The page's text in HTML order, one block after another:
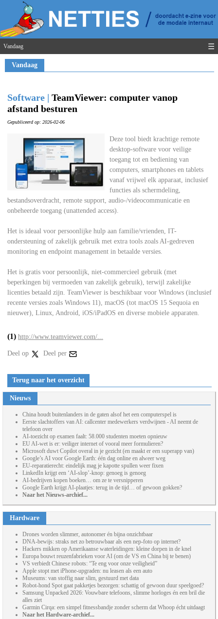
Vandaag ☰
Vandaag
Software | TeamViewer: computer vanop
afstand besturen
Gepubliceerd op: 2026-02-06
Deze tool biedt krachtige remote
desktop-software voor veilige
toegang tot en bediening van
computers, smartphones en tablets
vanaf vrijwel elk apparaat, inclusief
functies als schermdeling,
bestandsoverdracht, remote support, audio-/videocommunicatie en
onbeheerde toegang (unattended access).
Het is ideaal voor persoonlijke hulp aan familie/vrienden, IT-
ondersteuning of zakelijk gebruik met extra tools zoals AI-gedreven
monitoring en endpoint management in betaalde versies.
Het is gratis voor persoonlijk, niet-commercieel gebruik (met
beperkingen bij vermoeden van zakelijk gebruik), terwijl zakelijke
licenties betaald zijn. TeamViewer is beschikbaar voor Windows (inclusief
recente versies zoals Windows 11), macOS (tot macOS 15 Sequoia en
nieuwer), Linux, Android, iOS/iPadOS en diverse mobiele apparaten.
(1) http://www.teamviewer.com/...
Deel op Deel per
Terug naar het overzicht
Nieuws
China houdt buitenlanders in de gaten alsof het een computerspel is
Eerste slachtoffers van AI: callcenter medewerkers verdwijnen - AI neemt de
telefoon over
AI-toezicht op examen faalt: 58.000 studenten moeten opnieuw
EU AI-wet is er: veiliger internet of vooral meer formulieren?
Microsoft duwt Copilot overal in je gezicht (en maakt er een superapp van)
Google’s AI voor Google Earth: één dag online en alweer weg
EU-reparatierecht: eindelijk mag je kapotte spullen weer fixen
LinkedIn krijgt een ‘AI-slop’-knop: genoeg is genoeg
AI-bedrijven kopen boeken… om ze te versnipperen
Google Earth krijgt AI-plaatjes: terug in de tijd… of gewoon gokken?
Naar het Nieuws-archief...
Hardware
Drones worden slimmer, autonomer én bijna onzichtbaar
DNA-bewijs: straks net zo betrouwbaar als een nep-foto op internet?
Hackers mikken op Amerikaanse waterleidingen: kleine dorpen in de knel
Europa bouwt reuzenfabrieken voor AI (om de VS en China bij te benen)
VS verbiedt Chinese robots: “Te eng voor onze veiligheid”
Apple stopt met iPhone-upgraden: nu leasen als een auto
Museums: van stoffig naar slim, gestuurd met data
Robot-hond Spot gaat pakketjes bezorgen: schattig of gewoon duur speelgoed?
Samsung Unpacked 2026: Vouwbare telefoons, slimme horloges én een bril die
alles ziet
Garmin Cirqa: een simpel fitnessbandje zonder scherm dat Whoop écht uitdaagt
Naar het Hardware-archief...